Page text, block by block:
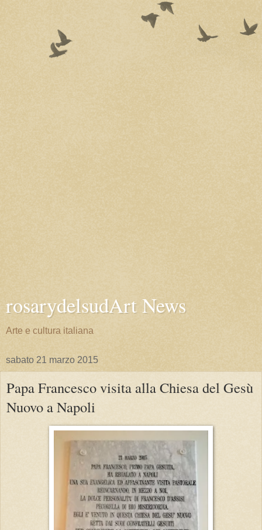
rosarydelsudArt News
Arte e cultura italiana
sabato 21 marzo 2015
Papa Francesco visita alla Chiesa del Gesù
Nuovo a Napoli